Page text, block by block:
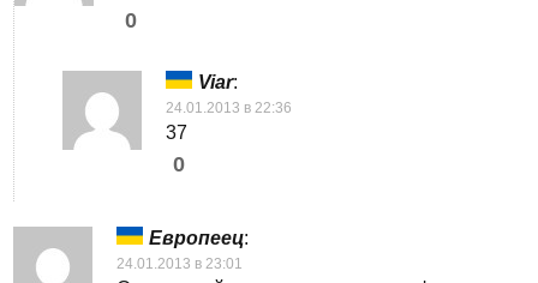
0
Viar:
24.01.2013 в 22:36
37
0
Европеец:
24.01.2013 в 23:01